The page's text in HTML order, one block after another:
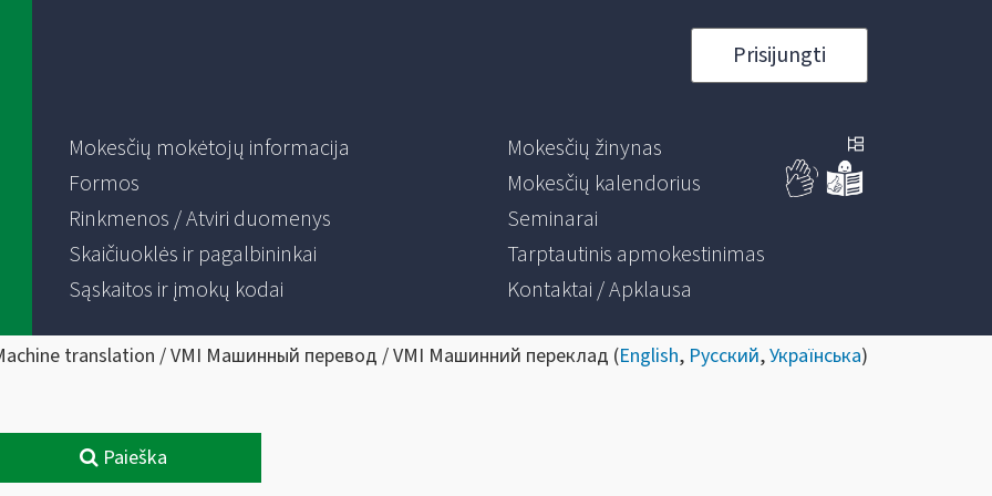
Prisijungti
Mokesčių mokėtojų informacija
Formos
Rinkmenos / Atviri duomenys
Skaičiuoklės ir pagalbininkai
Sąskaitos ir įmokų kodai
Mokesčių žinynas
Mokesčių kalendorius
Seminarai
Tarptautinis apmokestinimas
Kontaktai / Apklausa
translation / VMI Машинный перевод / VMI Машинний переклад (English, Русский,Українська)
Paieška